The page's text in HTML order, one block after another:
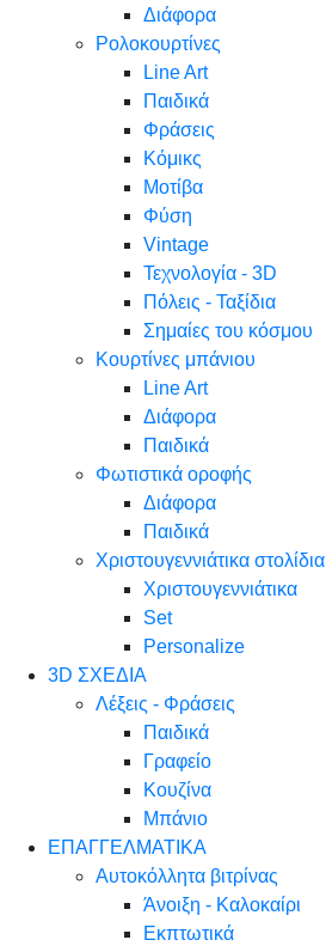
Διάφορα
Ρολοκουρτίνες
Line Art
Παιδικά
Φράσεις
Κόμικς
Μοτίβα
Φύση
Vintage
Τεχνολογία - 3D
Πόλεις - Ταξίδια
Σημαίες του κόσμου
Κουρτίνες μπάνιου
Line Art
Διάφορα
Παιδικά
Φωτιστικά οροφής
Διάφορα
Παιδικά
Χριστουγεννιάτικα στολίδια
Χριστουγεννιάτικα
Set
Personalize
3D ΣΧΕΔΙΑ
Λέξεις - Φράσεις
Παιδικά
Γραφείο
Κουζίνα
Μπάνιο
ΕΠΑΓΓΕΛΜΑΤΙΚΑ
Αυτοκόλλητα βιτρίνας
Άνοιξη - Καλοκαίρι
Εκπτωτικά